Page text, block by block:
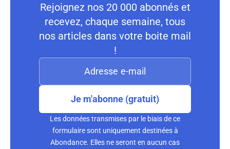
Rejoignez nos 20 000 abonnés et
recevez, chaque semaine, tous
nos articles dans votre boite mail
!
Je m'abonne (gratuit)
Les données transmises par le biais de ce
formulaire sont uniquement destinées à
Abondance. Elles ne seront en aucun cas